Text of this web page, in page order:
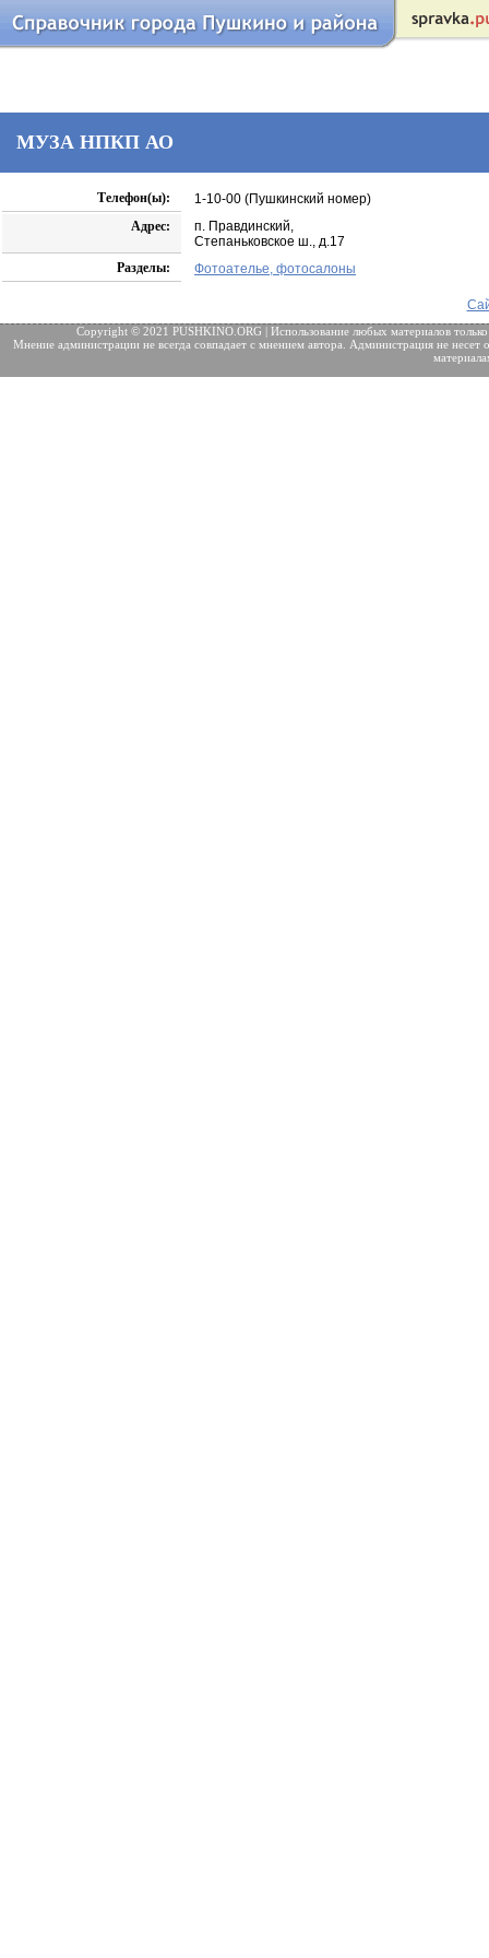
МУЗА НПКП АО
Телефон(ы):
1-10-00 (Пушкинский номер)
Адрес:
п. Правдинский,
Степаньковское ш., д.17
Разделы:
Фотоателье, фотосалоны
Copyright © 2021 PUSHKINO.ORG | Использование любых материалов
Мнение администрации не всегда совпадает с мнением автора. Администрация не несет